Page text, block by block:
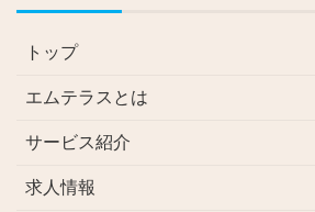
トップ
エムテラスとは
サービス紹介
求人情報